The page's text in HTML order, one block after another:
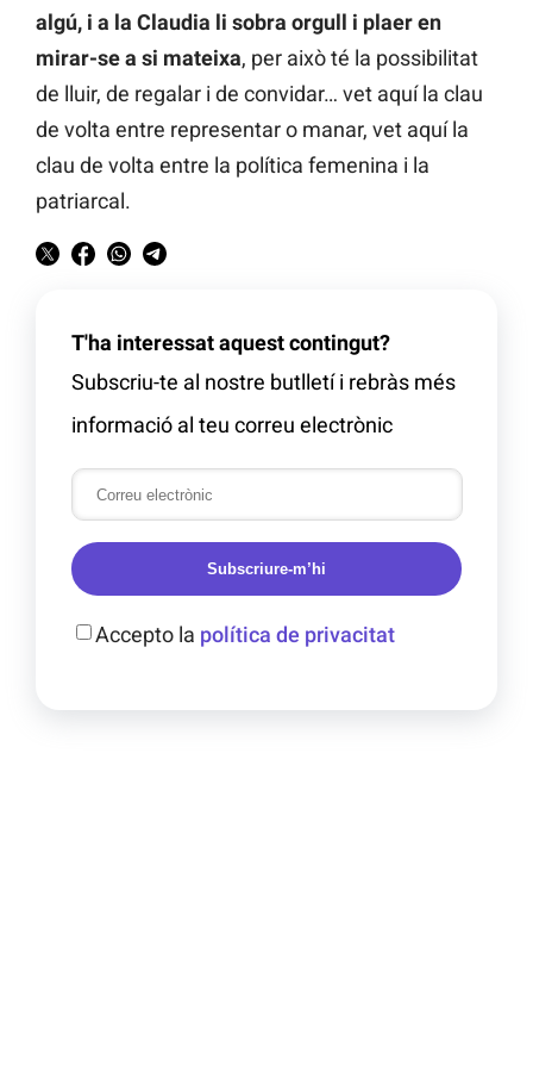
algú, i a la Claudia li sobra orgull i plaer en
mirar-se a si mateixa, per això té la possibilitat
de lluir, de regalar i de convidar… vet aquí la clau
de volta entre representar o manar, vet aquí la
clau de volta entre la política femenina i la
patriarcal.
T'ha interessat aquest contingut?
Subscriu-te al nostre butlletí i rebràs més
informació al teu correu electrònic
Subscriure-m’hi
Accepto la política de privacitat